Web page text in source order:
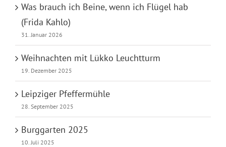
Was brauch ich Beine, wenn ich Flügel hab
(Frida Kahlo)
31. Januar 2026
Weihnachten mit Lükko Leuchtturm
19. Dezember 2025
Leipziger Pfeffermühle
28. September 2025
Burggarten 2025
10. Juli 2025